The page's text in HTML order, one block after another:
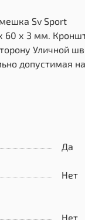
Sv Sport
60 х 3 мм.
Уличной
допустимая
Да
Нет
Нет